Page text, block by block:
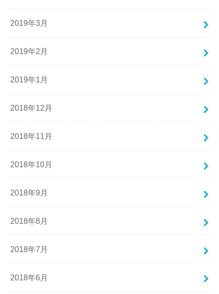
2019年3月
2019年2月
2019年1月
2018年12月
2018年11月
2018年10月
2018年9月
2018年8月
2018年7月
2018年6月